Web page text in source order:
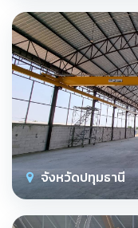
จังหวัดปทุมธานี